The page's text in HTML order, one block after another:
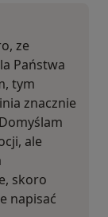
ze
Państwa
tym
znacznie
ale
skoro
napisać